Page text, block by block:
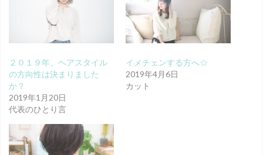
２０１９年、ヘアスタイル
の方向性は決まりました
か？
2019年1月20日
代表のひとり言
イメチェンする方へ☆
2019年4月6日
カット